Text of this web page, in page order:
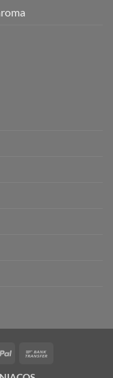
PayPal